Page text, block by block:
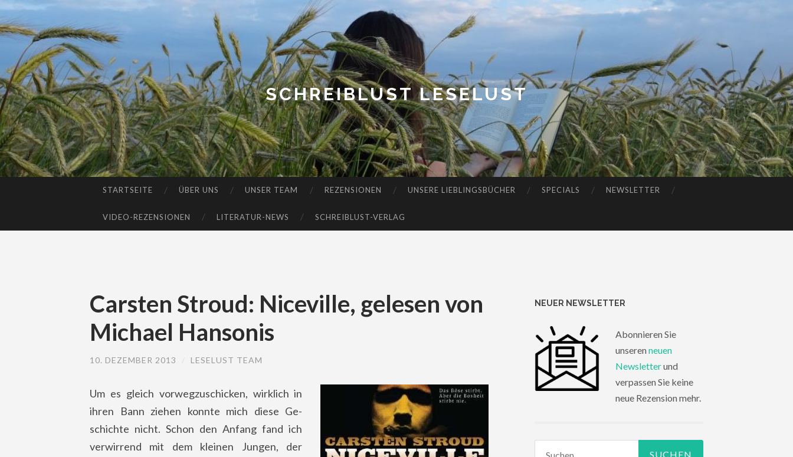
SCHREIBLUST LESELUST
STARTSEITE ÜBER UNS UNSER TEAM REZENSIONEN UNSERE LIEBLINGSBÜCHER SPECIALS NEWSLETTER
VIDEO-REZENSIONEN LITERATUR-NEWS SCHREIBLUST-VERLAG
Carsten Stroud: Niceville, gelesen von
Michael Hansonis
10. DEZEMBER 2013 LESELUST TEAM
Um es gleich vorwegzuschicken, wirklich in
ihren Bann ziehen konnte mich diese Ge-
schichte nicht. Schon den Anfang fand ich
verwirrend mit dem kleinen Jungen, der
NEUER NEWSLETTER
Abonnieren Sie
unserenneuen
Newsletterund
verpassen Sie keine
neue Rezension mehr.